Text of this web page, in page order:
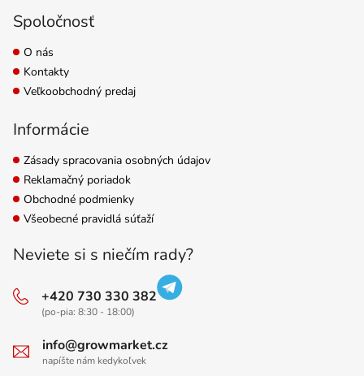
Spoločnosť
O nás
Kontakty
Veľkoobchodný predaj
Informácie
Zásady spracovania osobných údajov
Reklamačný poriadok
Obchodné podmienky
Všeobecné pravidlá súťaží
Neviete si s niečím rady?
+420 730 330 382
(po-pia: 8:30 - 18:00)
info@growmarket.cz
napíšte nám kedykoľvek